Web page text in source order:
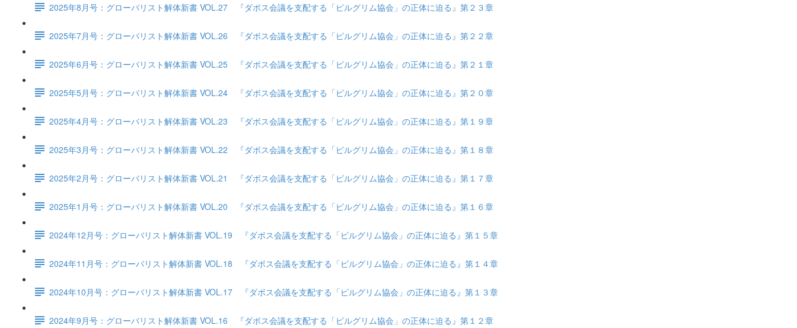
2025年8月号：グローバリスト解体新書 VOL.27 『ダボス会議を支配する「ピルグリム協会」の正体に迫る』第２３章
2025年7月号：グローバリスト解体新書 VOL.26 『ダボス会議を支配する「ピルグリム協会」の正体に迫る』第２２章
2025年6月号：グローバリスト解体新書 VOL.25 『ダボス会議を支配する「ピルグリム協会」の正体に迫る』第２１章
2025年5月号：グローバリスト解体新書 VOL.24 『ダボス会議を支配する「ピルグリム協会」の正体に迫る』第２０章
2025年4月号：グローバリスト解体新書 VOL.23 『ダボス会議を支配する「ピルグリム協会」の正体に迫る』第１９章
2025年3月号：グローバリスト解体新書 VOL.22 『ダボス会議を支配する「ピルグリム協会」の正体に迫る』第１８章
2025年2月号：グローバリスト解体新書 VOL.21 『ダボス会議を支配する「ピルグリム協会」の正体に迫る』第１７章
2025年1月号：グローバリスト解体新書 VOL.20 『ダボス会議を支配する「ピルグリム協会」の正体に迫る』第１６章
2024年12月号：グローバリスト解体新書 VOL.19 『ダボス会議を支配する「ピルグリム協会」の正体に迫る』第１５章
2024年11月号：グローバリスト解体新書 VOL.18 『ダボス会議を支配する「ピルグリム協会」の正体に迫る』第１４章
2024年10月号：グローバリスト解体新書 VOL.17 『ダボス会議を支配する「ピルグリム協会」の正体に迫る』第１３章
2024年9月号：グローバリスト解体新書 VOL.16 『ダボス会議を支配する「ピルグリム協会」の正体に迫る』第１２章